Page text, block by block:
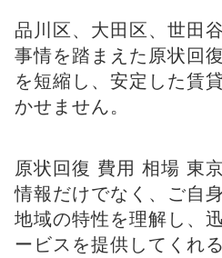
品川区、大田区、世田
事情を踏まえた原状回
を短縮し、安定した賃
かせません。
原状回復 費用 相場 東
情報だけでなく、ご自
地域の特性を理解し、
ービスを提供してくれ